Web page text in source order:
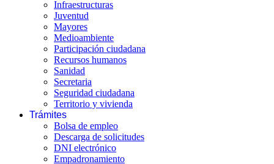
Infraestructuras
Juventud
Mayores
Medioambiente
Participación ciudadana
Recursos humanos
Sanidad
Secretaria
Seguridad ciudadana
Territorio y vivienda
Trámites
Bolsa de empleo
Descarga de solicitudes
DNI electrónico
Empadronamiento